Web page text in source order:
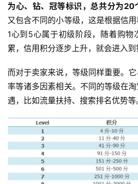
为心、钻、冠等标识，总共分为20
又包含不同的小等级，这是根据信用
1心到5心属于初级阶段，随着购物
累，信用积分逐步上升，就会进入到
而对于卖家来说，等级同样重要。
率等诸多因素相关。不同的等级在
遇，比如流量扶持、搜索排名优势等